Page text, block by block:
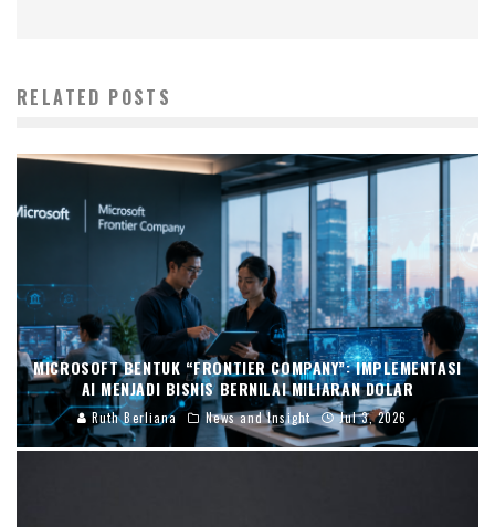
RELATED POSTS
MICROSOFT BENTUK “FRONTIER COMPANY”: IMPLEMENTASI
AI MENJADI BISNIS BERNILAI MILIARAN DOLAR
Ruth Berliana News and Insight Jul 3, 2026